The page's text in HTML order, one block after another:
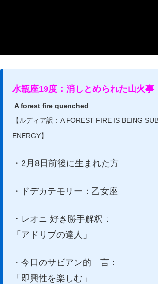
水瓶座19度：消しとめられた山火事
A forest fire quenched
【ルディア訳：A FOREST FIRE IS BEING
ENERGY】
・2月8日前後に生まれた方
・ドデカテモリー：乙女座
・レオニ 好き勝手解釈：
「アドリブの達人」
・今日のサビアン的一言：
「即興性を楽しむ」